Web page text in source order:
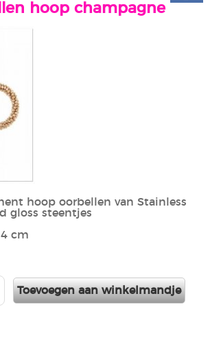
hoop champagne
hoop oorbellen van Stainless
gloss steentjes
cm